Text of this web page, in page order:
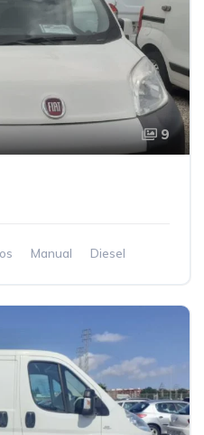
9
Manual
Diesel